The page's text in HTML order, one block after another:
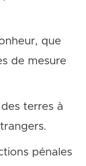
que
de mesure
terres à
pénales